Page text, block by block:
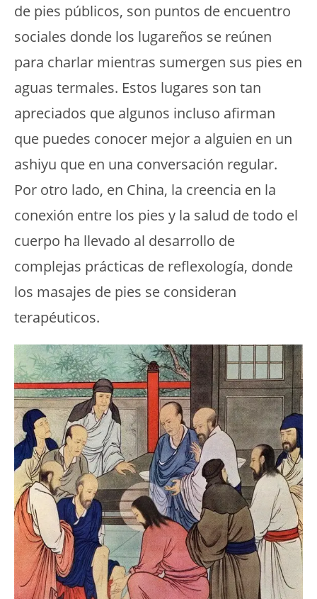
de pies públicos, son puntos de encuentro
sociales donde los lugareños se reúnen
para charlar mientras sumergen sus pies en
aguas termales. Estos lugares son tan
apreciados que algunos incluso afirman
que puedes conocer mejor a alguien en un
ashiyu que en una conversación regular.
Por otro lado, en China, la creencia en la
conexión entre los pies y la salud de todo el
cuerpo ha llevado al desarrollo de
complejas prácticas de reflexología, donde
los masajes de pies se consideran
terapéuticos.